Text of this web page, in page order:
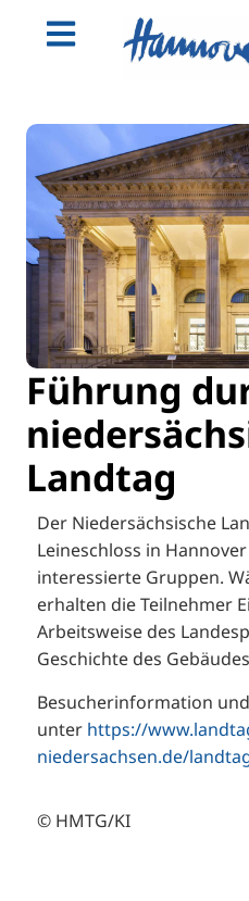
Führung
Landtag
Der Niedersächsische
Leineschloss in
interessierte Gruppen.
erhalten die Teilnehmer
Arbeitsweise des
Geschichte des
Besucherinformation
unter https://
niedersachsen.de/
© HMTG/KI